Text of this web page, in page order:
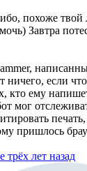
похоже твой
Завтра
ничего, если
кто ему
мог
пришлось
трёх лет назад